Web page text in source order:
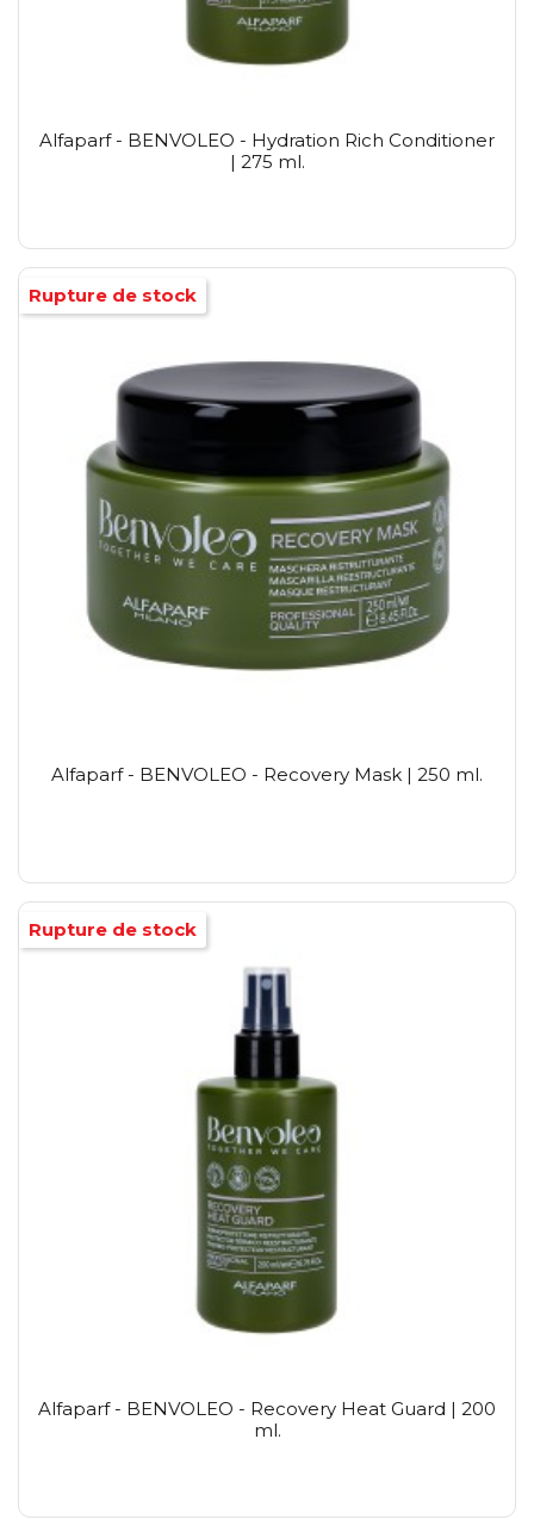
Alfaparf - BENVOLEO - Hydration Rich Conditioner
| 275 ml.
Alfaparf - BENVOLEO - Recovery Mask | 250 ml.
Rupture de stock
Alfaparf - BENVOLEO - Recovery Heat Guard | 200
ml.
Rupture de stock